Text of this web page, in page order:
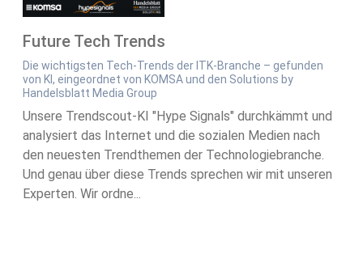
Future Tech Trends
Die wichtigsten Tech-Trends der ITK-Branche – gefunden
von KI, eingeordnet von KOMSA und den Solutions by
Handelsblatt Media Group
Unsere Trendscout-KI "Hype Signals" durchkämmt und
analysiert das Internet und die sozialen Medien nach
den neuesten Trendthemen der Technologiebranche.
Und genau über diese Trends sprechen wir mit unseren
Experten. Wir ordne...